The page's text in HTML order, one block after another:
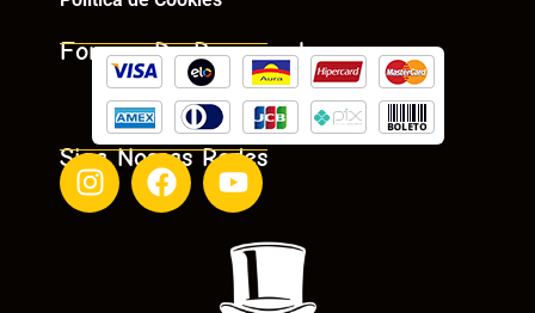
Formas De Pagamento
Siga Nossas Redes